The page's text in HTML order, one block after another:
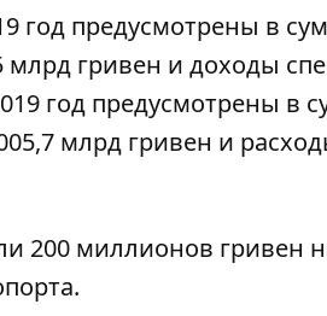
год предусмотрены в
гривен и доходы
год предусмотрены в
млрд гривен и
200 миллионов гривен